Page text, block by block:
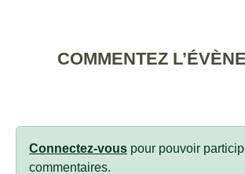
COMMENTEZ
Connectez-vous pour pouvoir
commentaires.